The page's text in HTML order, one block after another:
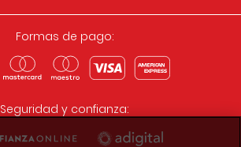
Formas de pago:
Seguridad y confianza: